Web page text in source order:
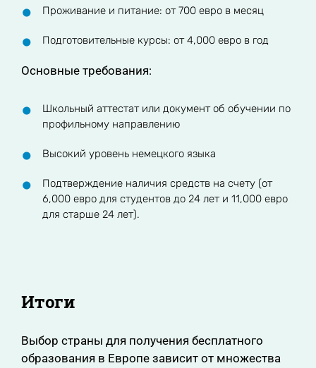
Проживание и питание: от 700 евро в месяц
Подготовительные курсы: от 4,000 евро в год
Основные требования:
Школьный аттестат или документ об обучении по
профильному направлению
Высокий уровень немецкого языка
Подтверждение наличия средств на счету (от
6,000 евро для студентов до 24 лет и 11,000 евро
для старше 24 лет).
Итоги
Выбор страны для получения бесплатного
образования в Европе зависит от множества